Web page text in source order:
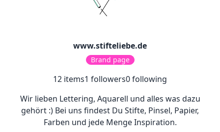
www.stifteliebe.de
Brand page
12 items1 followers0following
Wir lieben Lettering, Aquarell und alles was dazu
gehört :) Bei uns findest Du Stifte, Pinsel, Papier,
Farben und jede Menge Inspiration.